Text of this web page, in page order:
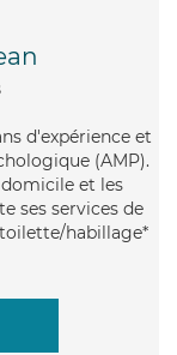
d'expérience et
(AMP).
et les
ses services de
habillage*